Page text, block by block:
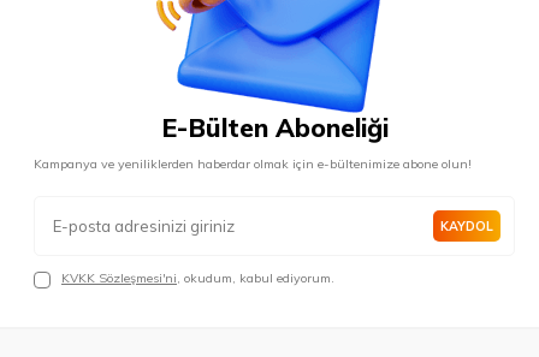
E-Bülten Aboneliği
Kampanya ve yeniliklerden haberdar olmak için e-bültenimize abone olun!
KAYDOL
KVKK Sözleşmesi'ni, okudum, kabul ediyorum.